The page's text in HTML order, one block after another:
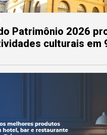
Patrimônio 2026
culturais em